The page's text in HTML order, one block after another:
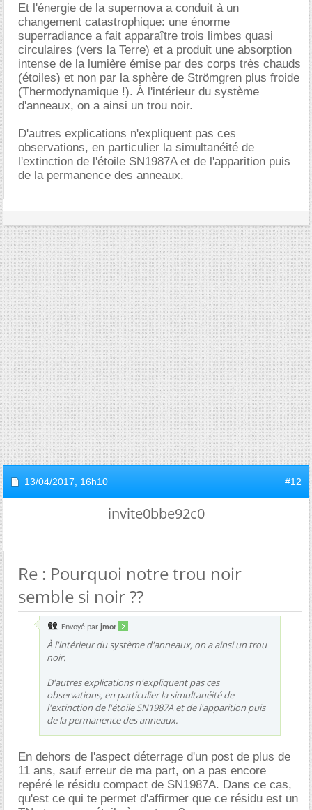
Et l'énergie de la supernova a conduit à un
changement catastrophique: une énorme
superradiance a fait apparaître trois limbes quasi
circulaires (vers la Terre) et a produit une absorption
intense de la lumière émise par des corps très chauds
(étoiles) et non par la sphère de Strömgren plus froide
(Thermodynamique !). À l'intérieur du système
d'anneaux, on a ainsi un trou noir.
D'autres explications n'expliquent pas ces
observations, en particulier la simultanéité de
l'extinction de l'étoile SN1987A et de l'apparition puis
de la permanence des anneaux.
13/04/2017, 16h10 #12
invite0bbe92c0
Re : Pourquoi notre trou noir
semble si noir ??
Envoyé par jmor
À l'intérieur du système d'anneaux, on a ainsi un trou
noir.
D'autres explications n'expliquent pas ces
observations, en particulier la simultanéité de
l'extinction de l'étoile SN1987A et de l'apparition puis
de la permanence des anneaux.
En dehors de l'aspect déterrage d'un post de plus de
11 ans, sauf erreur de ma part, on a pas encore
repéré le résidu compact de SN1987A. Dans ce cas,
qu'est ce qui te permet d'affirmer que ce résidu est un